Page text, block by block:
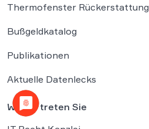
Thermofenster Rückerstattung
Bußgeldkatalog
Publikationen
Aktuelle Datenlecks
Wir vertreten Sie